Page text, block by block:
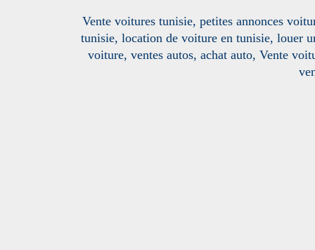
Vente voitures tunisie, petites annonces
tunisie, location de voiture en tunisie, louer
voiture, ventes autos, achat auto, Vente